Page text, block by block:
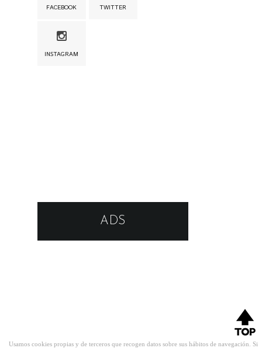
FACEBOOK TWITTER
INSTAGRAM
ADS
Usamos cookies propias y de terceros que recogen datos sobre sus hábitos de navegación. Si